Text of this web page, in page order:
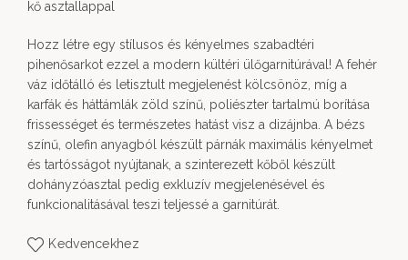
kő asztallappal
Hozz létre egy stílusos és kényelmes szabadtéri
pihenősarkot ezzel a modern kültéri ülőgarnitúrával! A fehér
váz időtálló és letisztult megjelenést kölcsönöz, míg a
karfák és háttámlák zöld színű, poliészter tartalmú borítása
frissességet és természetes hatást visz a dizájnba. A bézs
színű, olefin anyagból készült párnák maximális kényelmet
és tartósságot nyújtanak, a szinterezett kőből készült
dohányzóasztal pedig exkluzív megjelenésével és
funkcionalitásával teszi teljessé a garnitúrát.
Kedvencekhez